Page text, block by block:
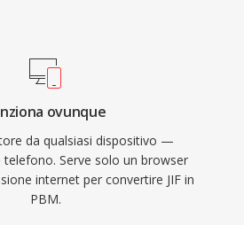
ovunque
da qualsiasi dispositivo —
Serve solo un browser
internet per convertire JIF in
PBM.